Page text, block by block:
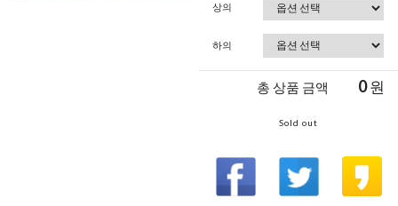
상의
하의
총 상품 금액 0원
Sold out